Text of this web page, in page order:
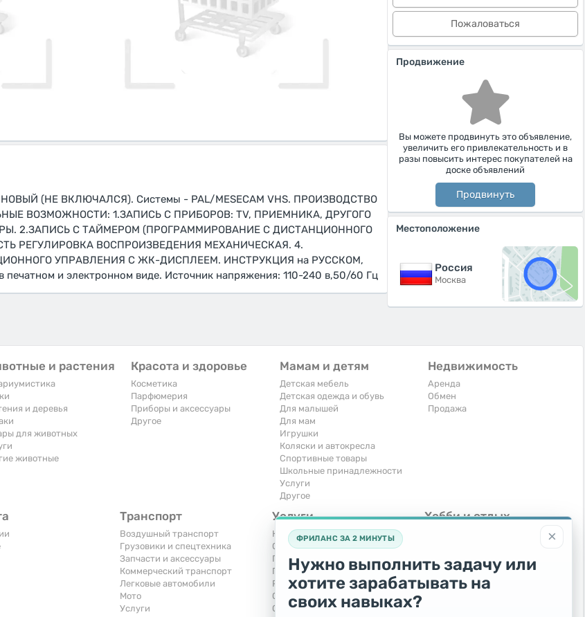
НОВЫЙ (НЕ ВКЛЮЧАЛСЯ). Системы - PAL/MESECAM VHS. ПРОИЗВОДСТВО
ВОЗМОЖНОСТИ: 1.ЗАПИСЬ С ПРИБОРОВ: TV, ПРИЕМНИКА, ДРУГОГО
2.ЗАПИСЬ С ТАЙМЕРОМ (ПРОГРАММИРОВАНИЕ С ДИСТАНЦИОННОГО
РЕГУЛИРОВКА ВОСПРОИЗВЕДЕНИЯ МЕХАНИЧЕСКАЯ. 4.
УПРАВЛЕНИЯ С ЖК-ДИСПЛЕЕМ. ИНСТРУКЦИЯ на РУССКОМ,
и электронном виде. Источник напряжения: 110-240 в,50/60 Гц
Пожаловаться
Продвижение
Вы можете продвинуть это объявление,
увеличить его привлекательность и в
разы повысить интерес покупателей на
доске объявлений
Продвинуть
Местоположение
Россия
Москва
и растения
и деревья
для животных
животные
Красота и здоровье
Косметика
Парфюмерия
Приборы и аксессуары
Другое
Мамам и детям
Детская мебель
Детская одежда и обувь
Для малышей
Для мам
Игрушки
Коляски и автокресла
Спортивные товары
Школьные принадлежности
Услуги
Другое
Недвижимость
Аренда
Обмен
Продажа
Транспорт
Воздушный транспорт
Грузовики и спецтехника
Запчасти и аксессуары
Коммерческий транспорт
Легковые автомобили
Мото
Услуги
Услуги
Компьютеры, интернет
Обучение и репетиторство
Перевозки и транспорт
Праздники и мероприятия
Ремонт и установка техники
Сиделки, горничные
Строительство и ремонт
Хобби и отдых
Спорт и отдых
Другое
×
ФРИЛАНС ЗА 2 МИНУТЫ
Нужно выполнить задачу или
хотите зарабатывать на
своих навыках?